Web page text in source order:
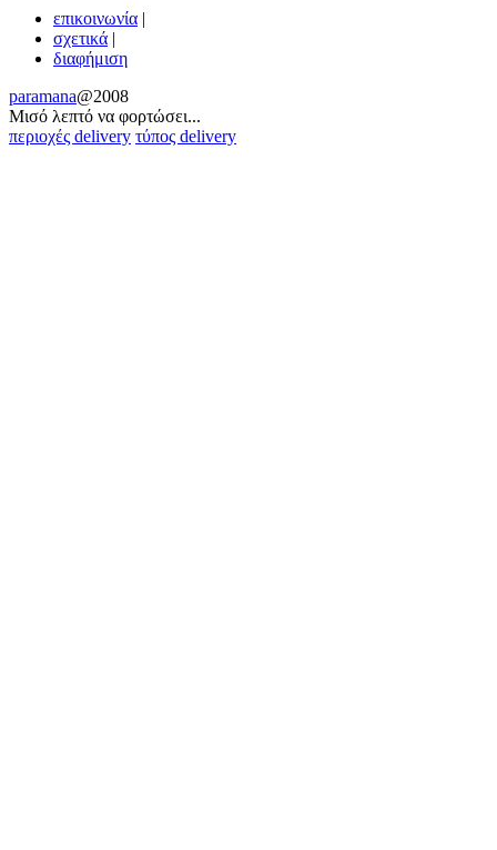
επικοινωνία |
σχετικά |
διαφήμιση
paramana@2008
Μισό λεπτό να φoρτώσει...
περιοχές delivery τύπος delivery